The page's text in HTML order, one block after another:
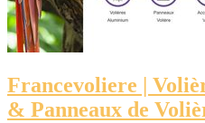
Fran­cevolie­re |
& Panneaux de